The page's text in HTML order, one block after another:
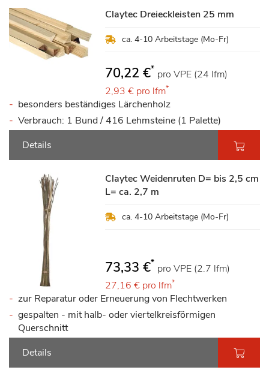
Claytec Dreieckleisten 25 mm
ca. 4-10 Arbeitstage (Mo-Fr)
70,22 €* pro VPE (24 lfm)
2,93 € pro lfm*
besonders beständiges Lärchenholz
Verbrauch: 1 Bund / 416 Lehmsteine (1 Palette)
Details
Claytec Weidenruten D= bis 2,5 cm
L= ca. 2,7 m
ca. 4-10 Arbeitstage (Mo-Fr)
73,33 €* pro VPE (2.7 lfm)
27,16 € pro lfm*
zur Reparatur oder Erneuerung von Flechtwerken
gespalten - mit halb- oder viertelkreisförmigen
Querschnitt
Details